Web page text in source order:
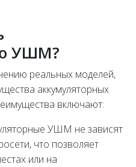
УШМ?
реальных моделей,
аккумуляторных
включают:
УШМ не зависят
что позволяет
или на